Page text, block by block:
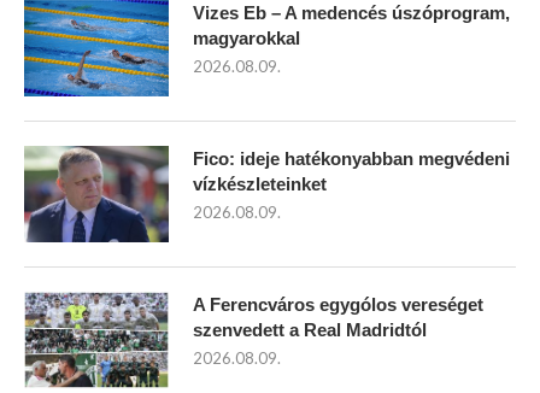
Vizes Eb – A medencés úszóprogram,
magyarokkal
2026.08.09.
Fico: ideje hatékonyabban megvédeni
vízkészleteinket
2026.08.09.
A Ferencváros egygólos vereséget
szenvedett a Real Madridtól
2026.08.09.